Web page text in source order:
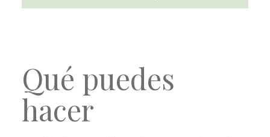
Qué puedes
hacer